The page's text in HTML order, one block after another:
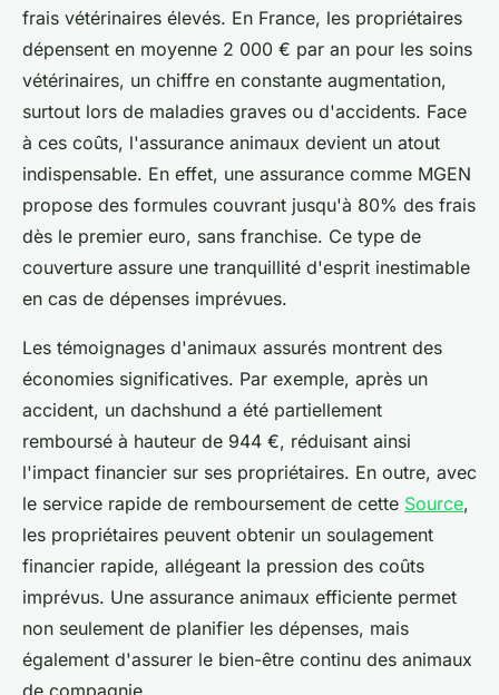
frais vétérinaires élevés. En France, les propriétaires
dépensent en moyenne 2 000 € par an pour les soins
vétérinaires, un chiffre en constante augmentation,
surtout lors de maladies graves ou d'accidents. Face
à ces coûts, l'assurance animaux devient un atout
indispensable. En effet, une assurance comme MGEN
propose des formules couvrant jusqu'à 80% des frais
dès le premier euro, sans franchise. Ce type de
couverture assure une tranquillité d'esprit inestimable
en cas de dépenses imprévues.
Les témoignages d'animaux assurés montrent des
économies significatives. Par exemple, après un
accident, un dachshund a été partiellement
remboursé à hauteur de 944 €, réduisant ainsi
l'impact financier sur ses propriétaires. En outre, avec
le service rapide de remboursement de cette Source,
les propriétaires peuvent obtenir un soulagement
financier rapide, allégeant la pression des coûts
imprévus. Une assurance animaux efficiente permet
non seulement de planifier les dépenses, mais
également d'assurer le bien-être continu des animaux